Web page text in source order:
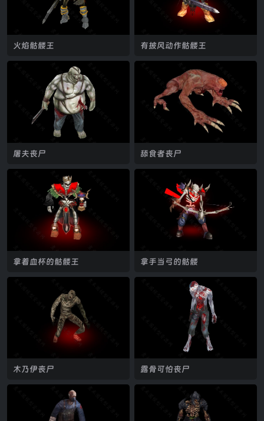
火焰骷髅王 有披风动作骷髅王
屠夫丧尸 舔食者丧尸
拿着血杯的骷髅王 拿手当弓的骷髅
木乃伊丧尸 露骨可怕丧尸